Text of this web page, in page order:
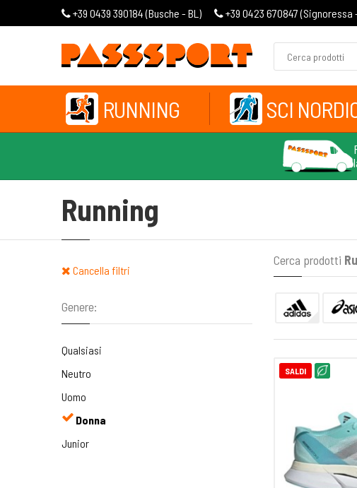
+39 0439 390184 (Busche - BL ) +39 0423 670847 (Signoressa
RUNNING SCI
Running
Cancella filtri
Genere:
Qualsiasi
Neutro
Uomo
Donna
Junior
Cerca prodotti
SALDI